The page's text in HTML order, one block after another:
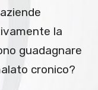
la
guadagnare
cronico?